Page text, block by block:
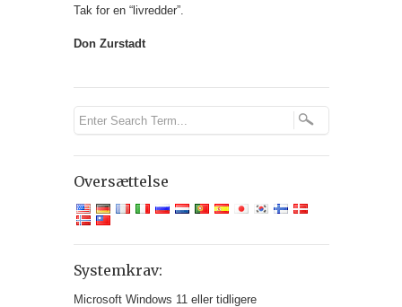
Tak for en “livredder”.
Don Zurstadt
Oversættelse
Systemkrav:
Microsoft Windows 11 eller tidligere